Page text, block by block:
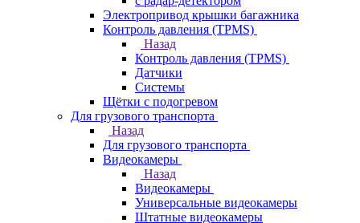
Электропривод крышки багажника
Контроль давления (TPMS)
Назад
Контроль давления (TPMS)
Датчики
Системы
Щётки с подогревом
Для грузового транспорта
Назад
Для грузового транспорта
Видеокамеры
Назад
Видеокамеры
Универсальные видеокамеры
Штатные видеокамеры